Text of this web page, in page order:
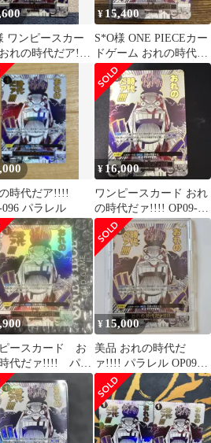
ワンピースカー
れの時代だア!!!!
096 パラレル
¥ 15,400
S*O様 ONE PIECEカー
ドゲーム おれの時代だ
ァ!!!! OP09-09
時代だア!!!!
096 パラレル
¥ 16,000
ワンピースカード おれ
の時代だァ!!!! OP09-
096
ースカード お
代だァ!!!! パラ
OP09-096
¥ 15,000
美品 おれの時代だ
ァ!!!! パラレル OP09-
096 ワンピースカード